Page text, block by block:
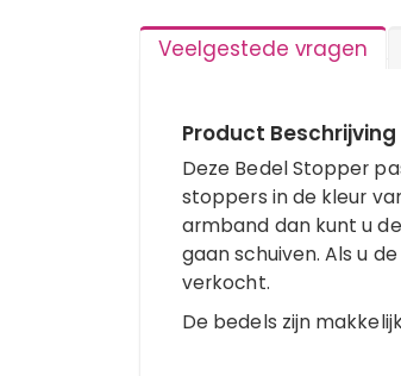
Veelgestede vragen
Product Beschrijving
Deze Bedel Stopper
stoppers in de kleur
armband dan kunt u
gaan schuiven. Als u
verkocht.
De bedels zijn